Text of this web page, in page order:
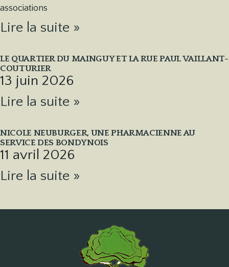
associations
Lire la suite »
LE QUARTIER DU MAINGUY ET LA RUE PAUL VAILLANT-
COUTURIER
13 juin 2026
Lire la suite »
NICOLE NEUBURGER, UNE PHARMACIENNE AU
SERVICE DES BONDYNOIS
11 avril 2026
Lire la suite »